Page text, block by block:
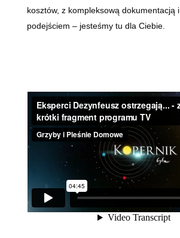
kosztów, z kompleksową dokumentacją
podejściem – jesteśmy tu dla Ciebie.